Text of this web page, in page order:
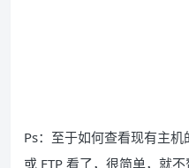
Ps：至于如何查看现有主
或 FTP 看了，很简单，就不